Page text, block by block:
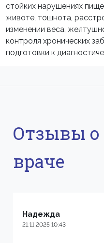
стойких нарушениях
животе, тошнота,
изменении веса,
контроля хронических
подготовки к
Отзывы о
враче
Надежда
21.11.2025 10:43